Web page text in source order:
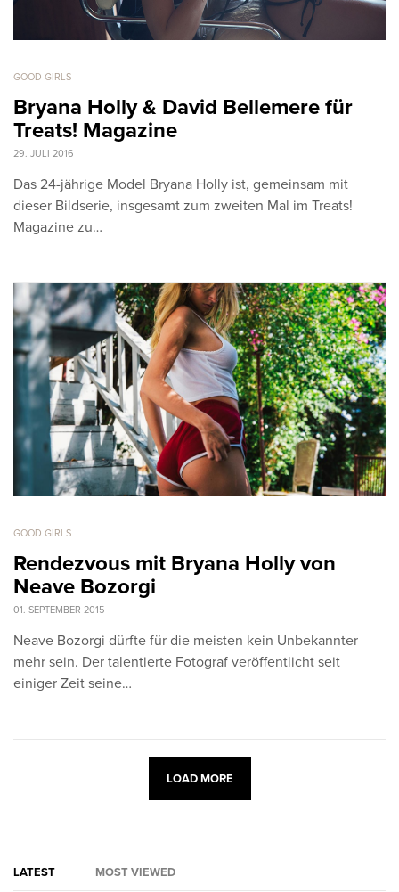
GOOD GIRLS
Bryana Holly & David Bellemere für
Treats! Magazine
29. JULI 2016
Das 24-jährige Model Bryana Holly ist, gemeinsam mit
dieser Bildserie, insgesamt zum zweiten Mal im Treats!
Magazine zu…
GOOD GIRLS
Rendezvous mit Bryana Holly von
Neave Bozorgi
01. SEPTEMBER 2015
Neave Bozorgi dürfte für die meisten kein Unbekannter
mehr sein. Der talentierte Fotograf veröffentlicht seit
einiger Zeit seine…
LOAD MORE
LATEST MOST VIEWED